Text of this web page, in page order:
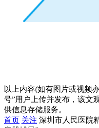
以上内容(如有图片或视频
号”用户上传并发布，该文
供信息存储服务。
首页 关注 深圳市人民医院